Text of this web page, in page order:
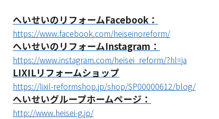
へいせいのリフォームFacebook：
https://www.facebook.com/heiseinoreform/
へいせいのリフォームInstagram：
https://www.instagram.com/heisei_reform/?hl=ja
LIXILリフォームショップ
https://lixil-reformshop.jp/shop/SP00000612/blog/
へいせいグループホームページ：
http://www.heisei-g.jp/